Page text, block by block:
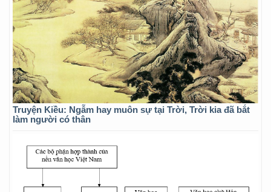
Truyện Kiều: Ngẫm hay muôn sự tại Trời, Trời kia đã bắt
làm người có thân